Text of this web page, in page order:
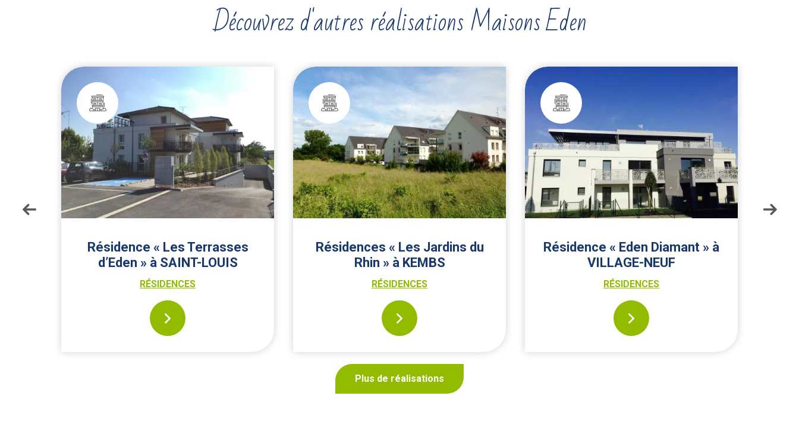
Découvrez d'autres réalisations Maisons Eden
Résidence « Les Terrasses
d’Eden » à SAINT-LOUIS
RÉSIDENCES
Résidences « Les Jardins du
Rhin » à KEMBS
RÉSIDENCES
Résidence « Eden Diamant » à
VILLAGE-NEUF
RÉSIDENCES
Plus de réalisations